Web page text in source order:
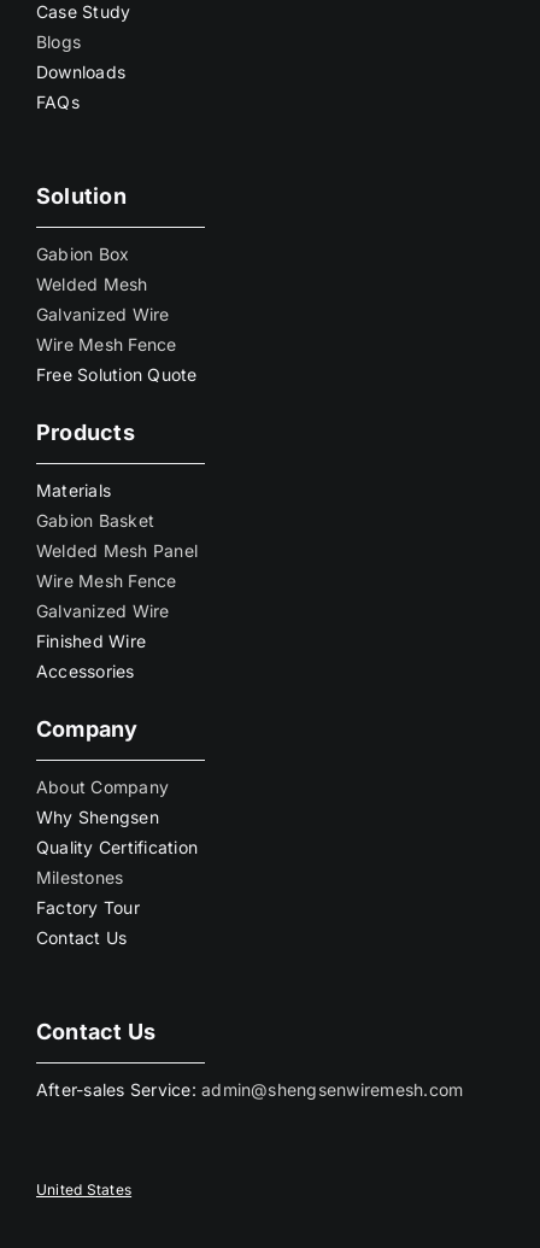
Case Study
Blogs
Downloads
FAQs
Solution
Gabion Box
Welded Mesh
Galvanized Wire
Wire Mesh Fence
Free Solution Quote
Products
Materials
Gabion Basket
Welded Mesh Panel
Wire Mesh Fence
Galvanized Wire
Finished Wire
Accessories
Company
About Company
Why Shengsen
Quality Certification
Milestones
Factory Tour
Contact Us
Contact Us
After-sales Service:admin@shengsenwiremesh.com
United States